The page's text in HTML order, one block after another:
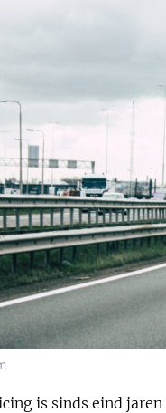
is sinds eind